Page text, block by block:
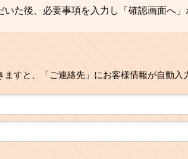
いた後、必要事項を入力し「確認画面へ
ますと、「ご連絡先」にお客様情報が自動入